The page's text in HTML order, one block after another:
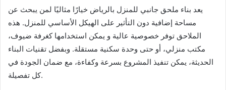
يعد بناء ملحق جانبي للمنزل بالرياض خيارًا مثاليًا لمن يبحث عن
مساحة إضافية دون التأثير على الهيكل الأساسي للمنزل. هذه
الملاحق توفر خصوصية عالية و يمكن استخدامها كغرفة ضيوف،
مكتب منزلي، أو حتى وحدة سكنية مستقلة. وبفضل تقنيات البناء
الحديثة، يمكن تنفيذ المشروع بسرعة وكفاءة، مع ضمان الجودة في
كل تفصيلة.